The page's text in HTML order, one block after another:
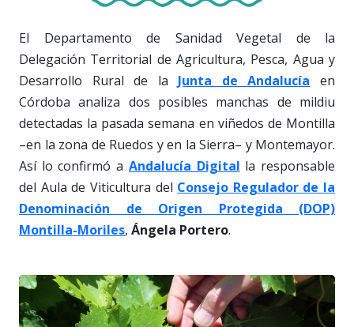
El Departamento de Sanidad Vegetal de la
Delegación Territorial de Agricultura, Pesca, Agua y
Desarrollo Rural de la Junta de Andalucía en
Córdoba analiza dos posibles manchas de mildiu
detectadas la pasada semana en viñedos de Montilla
–en la zona de Ruedos y en la Sierra– y Montemayor.
Así lo confirmó a Andalucía Digital la responsable
del Aula de Viticultura del Consejo Regulador de la
Denominación de Origen Protegida (DOP)
Montilla-Moriles, Ángela Portero.